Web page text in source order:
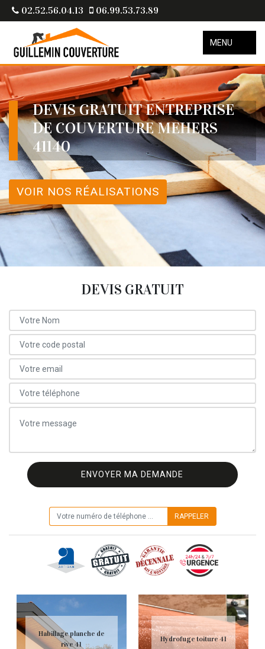
02.52.56.04.13 06.99.53.73.89
MENU
DEVIS GRATUIT ENTREPRISE
DE COUVERTURE MEHERS
41140
VOIR NOS RÉALISATIONS
DEVIS GRATUIT
Habillage planche de
rive 41
Hydrofuge toiture 41